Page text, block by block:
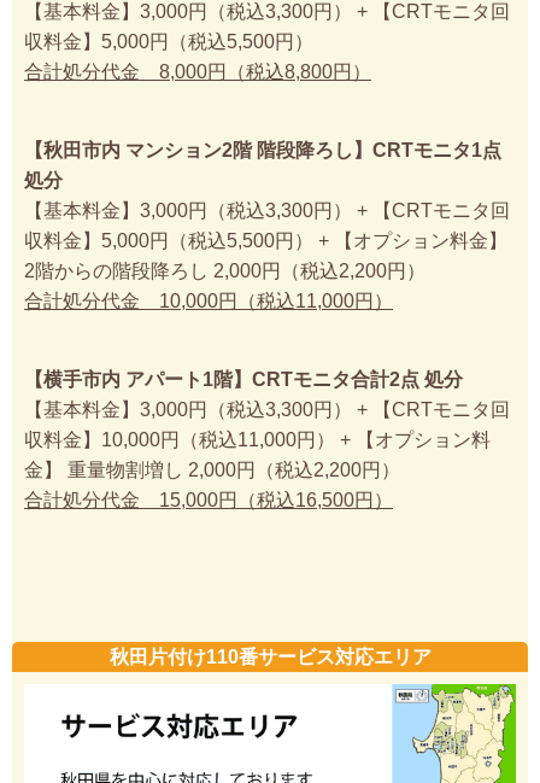
【基本料金】3,000円（税込3,300円） + 【CRTモニタ回
収料金】5,000円（税込5,500円）
合計処分代金 8,000円（税込8,800円）
【秋田市内 マンション2階 階段降ろし】CRTモニタ1点
処分
【基本料金】3,000円（税込3,300円） + 【CRTモニタ回
収料金】5,000円（税込5,500円） + 【オプション料金】
2階からの階段降ろし 2,000円（税込2,200円）
合計処分代金 10,000円（税込11,000円）
【横手市内 アパート1階】CRTモニタ合計2点 処分
【基本料金】3,000円（税込3,300円） + 【CRTモニタ回
収料金】10,000円（税込11,000円） + 【オプション料
金】 重量物割増し 2,000円（税込2,200円）
合計処分代金 15,000円（税込16,500円）
秋田片付け110番サービス対応エリア